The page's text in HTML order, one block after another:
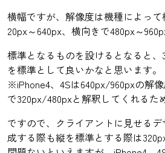
横幅ですが、解像度は機種によっ
20px～640px、横向きで480px～
標準となるものを設けるとなると、
を標準として良いかなと思います。
※iPhone4、4Sは640px/960pxの解
で320px/480pxと解釈してくれるた
ですので、クライアントに見せる
成する際も縦を標準とする際は